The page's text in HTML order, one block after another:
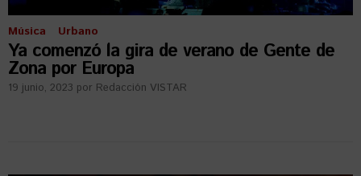
Música Urbano
Ya comenzó la gira de verano de Gente de
Zona por Europa
19 junio, 2023 por Redacción VISTAR